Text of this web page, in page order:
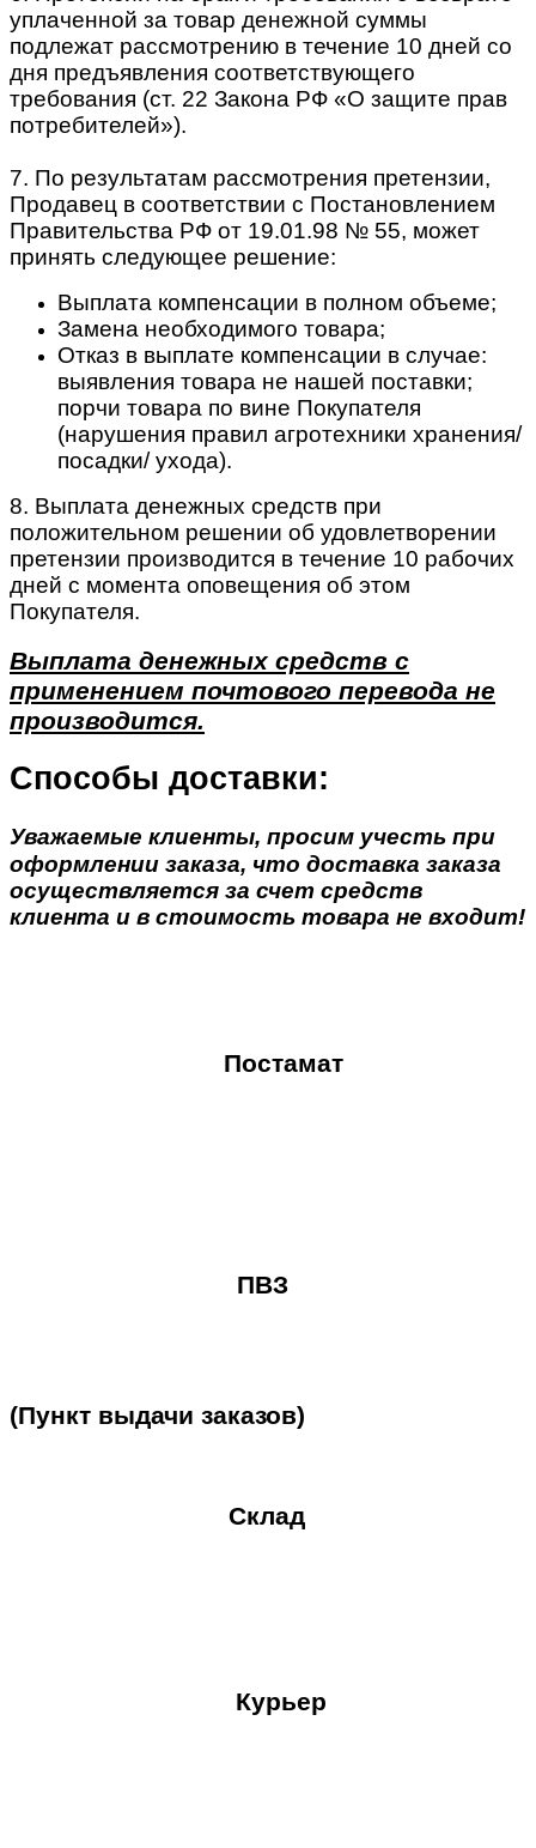
уплаченной за товар денежной суммы
подлежат рассмотрению в течение 10 дней со
дня предъявления соответствующего
требования (ст. 22 Закона РФ «О защите прав
потребителей»).
7. По результатам рассмотрения претензии,
Продавец в соответствии с Постановлением
Правительства РФ от 19.01.98 № 55, может
принять следующее решение:
Выплата компенсации в полном объеме;
Замена необходимого товара;
Отказ в выплате компенсации в случае:
выявления товара не нашей поставки;
порчи товара по вине Покупателя
(нарушения правил агротехники хранения/
посадки/ ухода).
8. Выплата денежных средств при
положительном решении об удовлетворении
претензии производится в течение 10 рабочих
дней с момента оповещения об этом
Покупателя.
Выплата денежных средств с
применением почтового перевода не
производится.
Способы доставки:
Уважаемые клиенты, просим учесть при
оформлении заказа, что доставка заказа
осуществляется за счет средств
клиента и в стоимость товара не входит!
Постамат
ПВЗ
(Пункт выдачи заказов)
Склад
Курьер